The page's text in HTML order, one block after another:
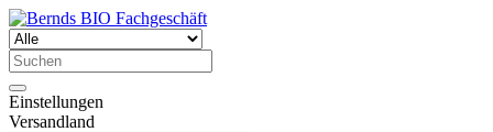
Einstellungen
Versandland